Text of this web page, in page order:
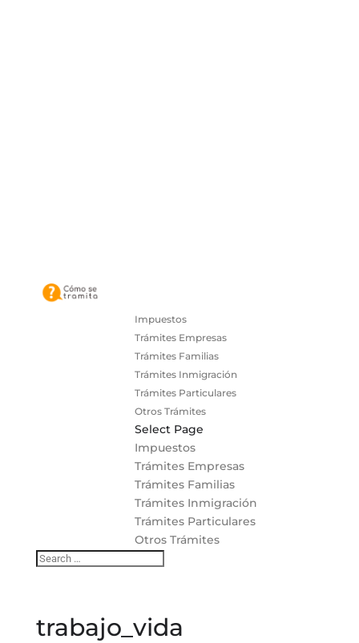
Impuestos
Trámites Empresas
Trámites Familias
Trámites Inmigración
Trámites Particulares
Otros Trámites
Select Page
Impuestos
Trámites Empresas
Trámites Familias
Trámites Inmigración
Trámites Particulares
Otros Trámites
trabajo_vida